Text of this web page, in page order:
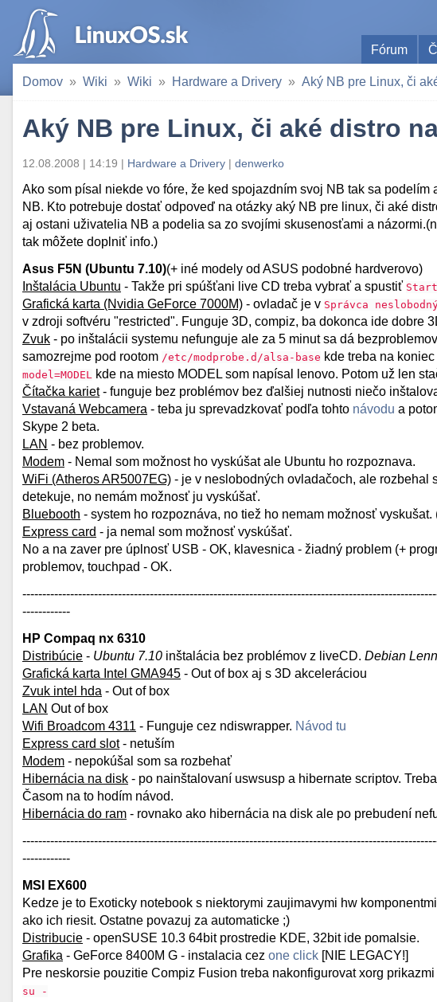
Fórum
Domov Wiki Wiki Hardware a Drivery Aký NB pre Linux, či
Aký NB pre Linux, či aké distro
12.08.2008 | 14:19 | Hardware a Drivery | denwerko
Ako som písal niekde vo fóre, že ked spojazdním svoj NB tak sa
NB. Kto potrebuje dostať odpoveď na otázky aký NB pre linux, či aké
aj ostani uživatelia NB a podelia sa zo svojími skusenosťami a
tak môžete doplniť info.)
Asus F5N (Ubuntu 7.10)(+ iné modely od ASUS podobné hardverovo)
Inštalácia Ubuntu - Takže pri spúšťani live CD treba vybrať a spustiť
Grafická karta (Nvidia GeForce 7000M) - ovladač je v Správca
v zdroji softvéru "restricted". Funguje 3D, compiz, ba dokonca ide dobre
Zvuk - po inštalácii systemu nefunguje ale za 5 minut sa dá
samozrejme pod rootom /etc/modprobe.d/alsa-base kde treba na
model=MODEL kde na miesto MODEL som napísal lenovo. Potom už len
Čítačka kariet- funguje bez problémov bez ďalšiej nutnosti niečo
Vstavaná Webcamera - teba ju sprevadzkovať podľa tohto návodu a
Skype 2 beta.
LAN - bez problemov.
Modem - Nemal som možnost ho vyskúšat ale Ubuntu ho rozpoznava.
WiFi (Atheros AR5007EG) - je v neslobodných ovladačoch, ale rozbehal
detekuje, no nemám možnosť ju vyskúšať.
Bluebooth - system ho rozpoznáva, no tiež ho nemam možnosť
Express card - ja nemal som možnosť vyskúšať.
No a na zaver pre úplnosť USB - OK, klavesnica - žiadný problem (+
problemov, touchpad - OK.
------------
HP Compaq nx 6310
Distribúcie - Ubuntu 7.10 inštalácia bez problémov z liveCD. Debian
Grafická karta Intel GMA945 - Out of box aj s 3D akceleráciou
Zvuk intel hda - Out of box
LAN Out of box
Wifi Broadcom 4311 - Funguje cez ndiswrapper. Návod tu
Express card slot- netuším
Modem - nepokúšal som sa rozbehať
Hibernácia na disk - po nainštalovaní uswsusp a hibernate scriptov.
Časom na to hodím návod.
Hibernácia do ram - rovnako ako hibernácia na disk ale po prebudení
------------
MSI EX600
Kedze je to Exoticky notebook s niektorymi zaujimavymi hw
ako ich riesit. Ostatne povazuj za automaticke ;)
Distribucie - openSUSE 10.3 64bit prostredie KDE, 32bit ide pomalsie.
Grafika - GeForce 8400M G - instalacia cez one click [NIE LEGACY!]
Pre neskorsie pouzitie Compiz Fusion treba nakonfigurovat xorg prikazmi
su -